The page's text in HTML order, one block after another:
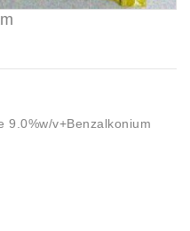
9.0%w/v+Benzalkonium